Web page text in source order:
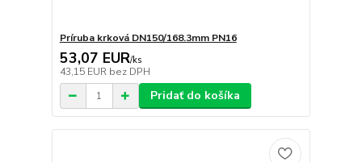
Príruba krková DN150/168.3mm PN16
53,07 EUR/ks
43,15 EUR bez DPH
Pridať do košíka